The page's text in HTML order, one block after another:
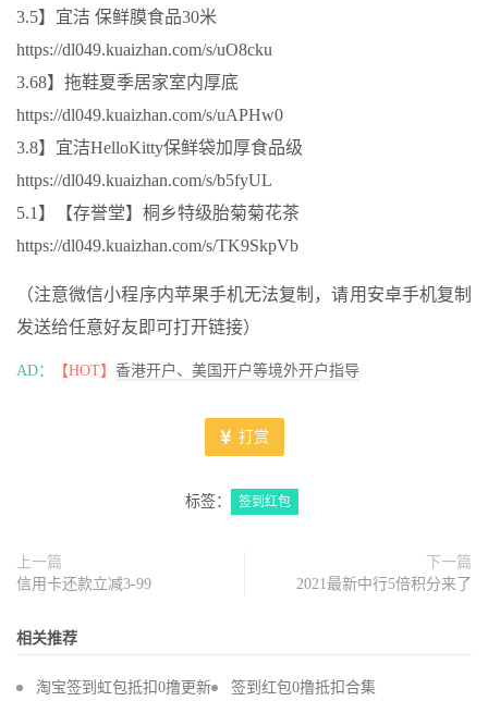
3.5】宜洁 保鲜膜食品30米
https://dl049.kuaizhan.com/s/uO8cku
3.68】拖鞋夏季居家室内厚底
https://dl049.kuaizhan.com/s/uAPHw0
3.8】宜洁HelloKitty保鲜袋加厚食品级
https://dl049.kuaizhan.com/s/b5fyUL
5.1】【存誉堂】桐乡特级胎菊菊花茶
https://dl049.kuaizhan.com/s/TK9SkpVb
（注意微信小程序内苹果手机无法复制，请用安卓手机复制
发送给任意好友即可打开链接）
AD： 【HOT】 香港开户、美国开户等境外开户指导
打赏
标签： 签到红包
上一篇
信用卡还款立减3-99
下一篇
2021最新中行5倍积分来了
相关推荐
淘宝签到虹包抵扣0撸更新 签到红包0撸抵扣合集